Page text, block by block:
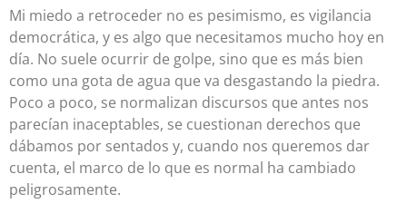
Mi miedo a retroceder no es pesimismo, es vigilancia
democrática, y es algo que necesitamos mucho hoy en
día. No suele ocurrir de golpe, sino que es más bien
como una gota de agua que va desgastando la piedra.
Poco a poco, se normalizan discursos que antes nos
parecían inaceptables, se cuestionan derechos que
dábamos por sentados y, cuando nos queremos dar
cuenta, el marco de lo que es normal ha cambiado
peligrosamente.